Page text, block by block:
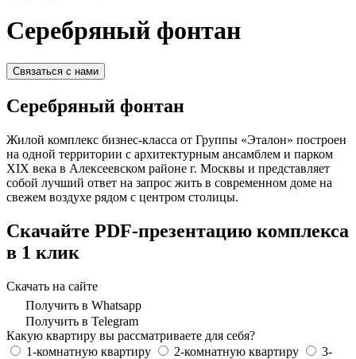
Серебряный фонтан
Связаться с нами
Серебряный фонтан
Жилой комплекс бизнес-класса от Группы «Эталон» построен
на одной территории с архитектурным ансамблем и парком
XIX века в Алексеевском районе г. Москвы и представляет
собой лучший ответ на запрос жить в современном доме на
свежем воздухе рядом с центром столицы.
Скачайте PDF-презентацию комплекса
в 1 клик
Скачать на сайте
Получить в Whatsapp
Получить в Telegram
Какую квартиру вы рассматриваете для себя?
1-комнатную квартиру
2-комнатную квартиру
3-